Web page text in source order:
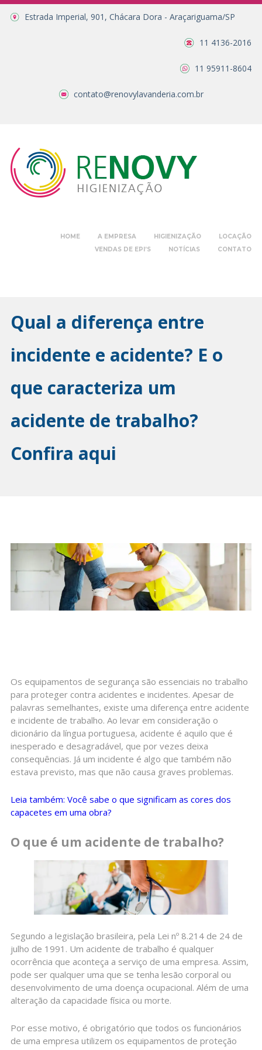
Estrada Imperial, 901, Chácara Dora - Araçariguama/SP
11 4136-2016
11 95911-8604
contato@renovylavanderia.com.br
HOME A EMPRESA HIGIENIZAÇÃO
LOCAÇÃO
VENDAS DE EPI’S
NOTÍCIAS CONTATO
Qual a diferença entre
incidente e acidente? E o
que caracteriza um
acidente de trabalho?
Confira aqui
Os equipamentos de segurança são essenciais no trabalho
para proteger contra acidentes e incidentes. Apesar de
palavras semelhantes, existe uma diferença entre acidente
e incidente de trabalho. Ao levar em consideração o
dicionário da língua portuguesa, acidente é aquilo que é
inesperado e desagradável, que por vezes deixa
consequências. Já um incidente é algo que também não
estava previsto, mas que não causa graves problemas.
Leia também: Você sabe o que significam as cores dos
capacetes em uma obra?
O que é um acidente de trabalho?
Segundo a legislação brasileira, pela Lei nº 8.214 de 24 de
julho de 1991. Um acidente de trabalho é qualquer
ocorrência que aconteça a serviço de uma empresa. Assim,
pode ser qualquer uma que se tenha lesão corporal ou
desenvolvimento de uma doença ocupacional. Além de uma
alteração da capacidade física ou morte.
Por esse motivo, é obrigatório que todos os funcionários
de uma empresa utilizem os equipamentos de proteção